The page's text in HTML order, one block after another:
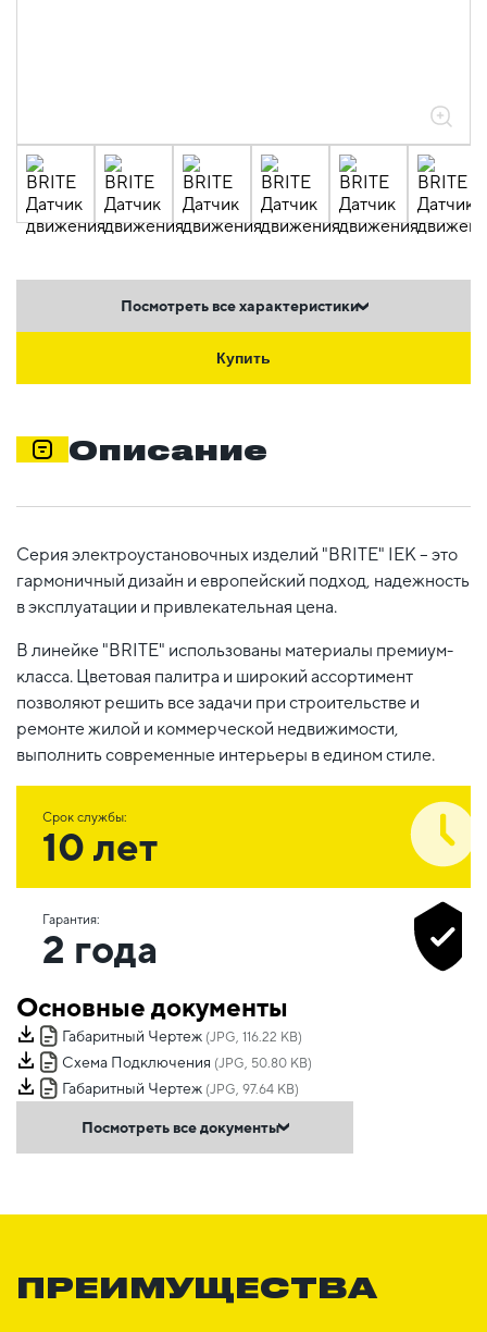
Посмотреть все характеристики
Купить
Описание
Серия электроустановочных изделий "BRITE" IEK – это
гармоничный дизайн и европейский подход, надежность
в эксплуатации и привлекательная цена.
В линейке "BRITE" использованы материалы премиум-
класса. Цветовая палитра и широкий ассортимент
позволяют решить все задачи при строительстве и
ремонте жилой и коммерческой недвижимости,
выполнить современные интерьеры в едином стиле.
Срок службы:
10 лет
Гарантия:
2 года
Основные документы
Габаритный Чертеж (JPG, 116.22 KB)
Схема Подключения (JPG, 50.80 KB)
Габаритный Чертеж (JPG, 97.64 KB)
Посмотреть все документы
ПРЕИМУЩЕСТВА